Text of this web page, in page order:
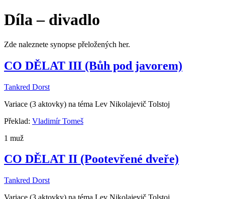
Díla – divadlo
Zde naleznete synopse přeložených her.
CO DĚLAT III (Bůh pod javorem)
Tankred Dorst
Variace (3 aktovky) na téma Lev Nikolajevič Tolstoj
Překlad: Vladimír Tomeš
1 muž
CO DĚLAT II (Pootevřené dveře)
Tankred Dorst